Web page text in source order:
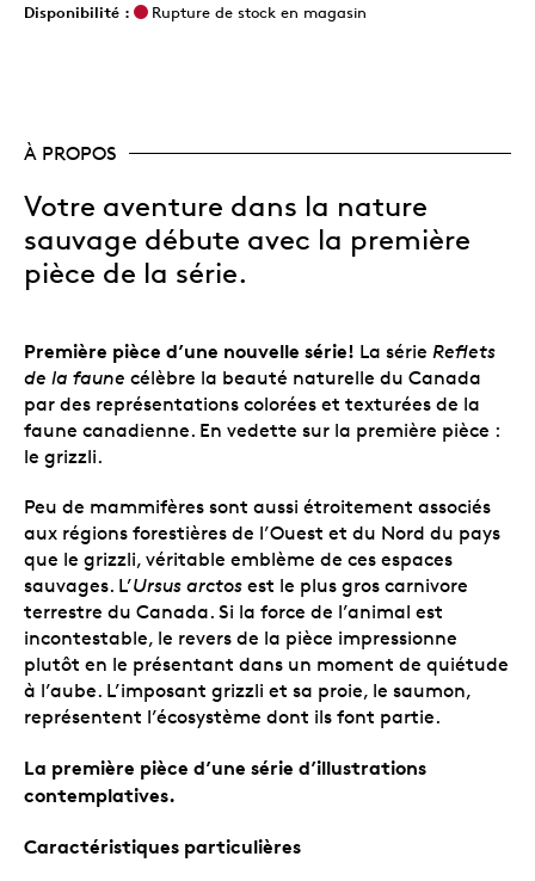
Disponibilité :
Rupture de stock en magasin
À PROPOS
Votre aventure dans la nature
sauvage débute avec la première
pièce de la série.
Première pièce d’une nouvelle série! La série Reflets
de la faune célèbre la beauté naturelle du Canada
par des représentations colorées et texturées de la
faune canadienne. En vedette sur la première pièce :
le grizzli.
Peu de mammifères sont aussi étroitement associés
aux régions forestières de l’Ouest et du Nord du pays
que le grizzli, véritable emblème de ces espaces
sauvages. L’Ursus arctos est le plus gros carnivore
terrestre du Canada. Si la force de l’animal est
incontestable, le revers de la pièce impressionne
plutôt en le présentant dans un moment de quiétude
à l’aube. L’imposant grizzli et sa proie, le saumon,
représentent l’écosystème dont ils font partie.
La première pièce d’une série d’illustrations
contemplatives.
Caractéristiques particulières